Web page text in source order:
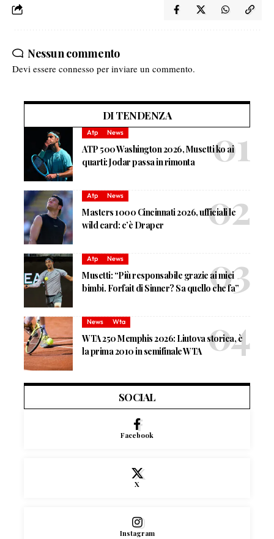
Nessun commento
Devi essere connesso per inviare un commento.
DI TENDENZA
Atp News
ATP 500 Washington 2026, Musetti ko ai
quarti: Jodar passa in rimonta
Atp News
Masters 1000 Cincinnati 2026, ufficiali le
wild card: c’è Draper
Atp News
Musetti: “Più responsabile grazie ai miei
bimbi. Forfait di Sinner? Sa quello che fa”
News Wta
WTA 250 Memphis 2026: Liutova storica, è
la prima 2010 in semifinale WTA
SOCIAL
Facebook
X
Instagram